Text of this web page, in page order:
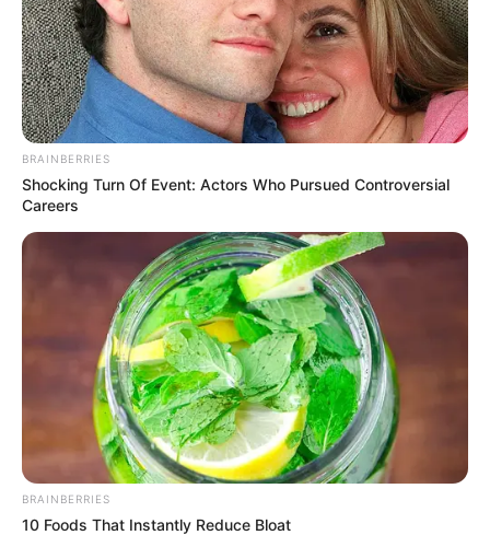
BRAINBERRIES
Shocking Turn Of Event: Actors Who Pursued Controversial
Careers
BRAINBERRIES
10 Foods That Instantly Reduce Bloat